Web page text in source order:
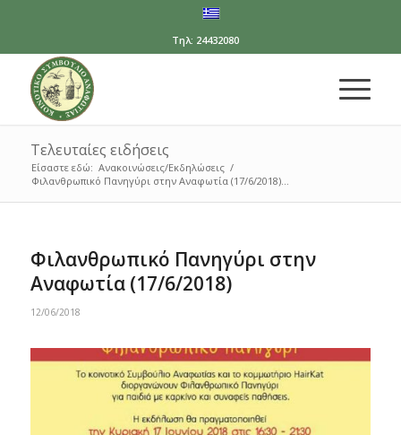
Τηλ: 24432080
Τελευταίες ειδήσεις
Είσαστε εδώ: Ανακοινώσεις/Εκδηλώσεις /
Φιλανθρωπικό Πανηγύρι στην Αναφωτία (17/6/2018)...
Φιλανθρωπικό Πανηγύρι στην
Αναφωτία (17/6/2018)
12/06/2018